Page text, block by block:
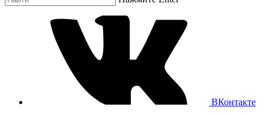
ВКонтакте